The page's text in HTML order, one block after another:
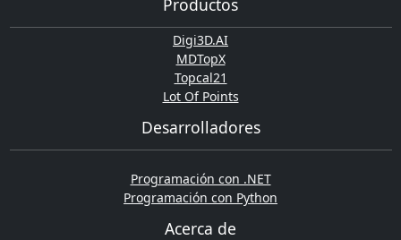
Digi3D.AI
MDTopX
Topcal21
Lot Of Points
Desarrolladores
Programación con .NET
Programación con Python
Acerca de